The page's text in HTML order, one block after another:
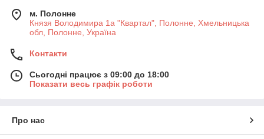
м. Полонне
Князя Володимира 1а "Квартал", Полонне, Хмельницька
обл, Полонне, Україна
Контакти
Сьогодні працює з 09:00 до 18:00
Показати весь графік роботи
Про нас